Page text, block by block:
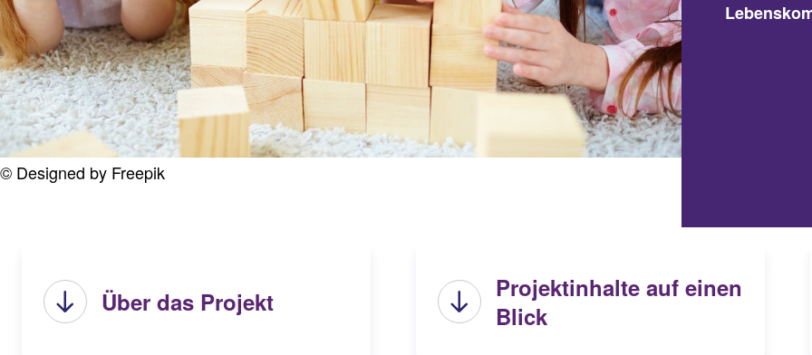
© Designed by Freepik
Über das Projekt
Projektinhalte auf einen
Blick